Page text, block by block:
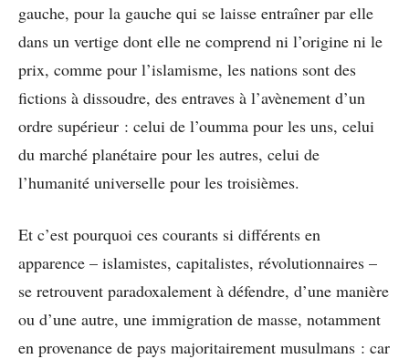
gauche, pour la gauche qui se laisse entraîner par elle
dans un vertige dont elle ne comprend ni l’origine ni le
prix, comme pour l’islamisme, les nations sont des
fictions à dissoudre, des entraves à l’avènement d’un
ordre supérieur : celui de l’oumma pour les uns, celui
du marché planétaire pour les autres, celui de
l’humanité universelle pour les troisièmes.
Et c’est pourquoi ces courants si différents en
apparence – islamistes, capitalistes, révolutionnaires –
se retrouvent paradoxalement à défendre, d’une manière
ou d’une autre, une immigration de masse, notamment
en provenance de pays majoritairement musulmans : car